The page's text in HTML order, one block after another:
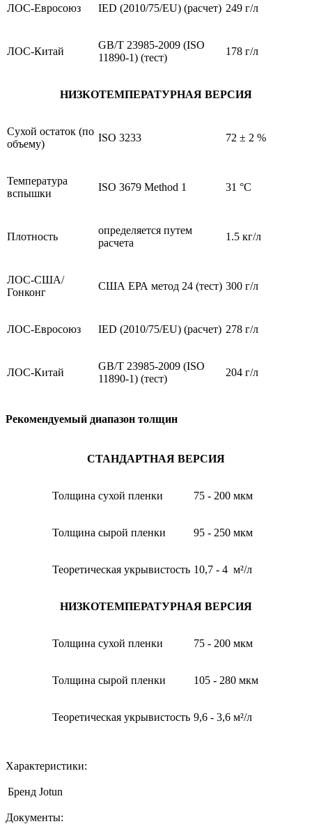
ЛОС-Евросоюз IED (2010/75/EU) (расчет) 249 г/л
ЛОС-Китай
GB/T 23985-2009 (ISO
11890-1) (тест)
178 г/л
НИЗКОТЕМПЕРАТУРНАЯ ВЕРСИЯ
Сухой остаток (по
объему)
ISO 3233 72 ± 2 %
Температура
вспышки
ISO 3679 Method 1 31 °C
Плотность
определяется путем
расчета
1.5 кг/л
ЛОС-США/
Гонконг
США ЕРА метод 24 (тест) 300 г/л
ЛОС-Евросоюз IED (2010/75/EU) (расчет) 278 г/л
ЛОС-Китай
GB/T 23985-2009 (ISO
11890-1) (тест)
204 г/л
Рекомендуемый диапазон толщин
СТАНДАРТНАЯ ВЕРСИЯ
Толщина сухой пленки 75 - 200 мкм
Толщина сырой пленки 95 - 250 мкм
Теоретическая укрывистость 10,7 - 4 м²/л
НИЗКОТЕМПЕРАТУРНАЯ ВЕРСИЯ
Толщина сухой пленки 75 - 200 мкм
Толщина сырой пленки 105 - 280 мкм
Теоретическая укрывистость 9,6 - 3,6 м²/л
Характеристики:
Бренд Jotun
Документы: